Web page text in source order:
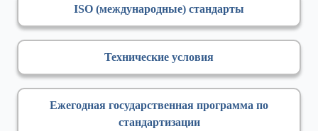
ISO (международные) стандарты
Технические условия
Ежегодная государственная программа по
стандартизации